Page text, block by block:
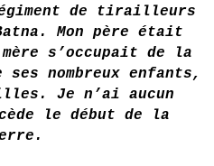
de tirailleurs
Mon père était
s’occupait de la
nombreux enfants,
Je n’ai aucun
le début de la